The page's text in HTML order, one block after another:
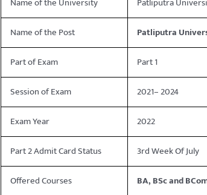
Name of the Post
Patliputra
Part of Exam
Part 1
Session of Exam
2021– 2024
Exam Year
2022
Part 2 Admit Card Status
3rd Week Of July
Offered Courses
BA, BSc and